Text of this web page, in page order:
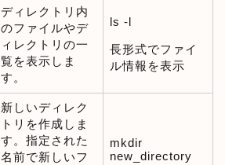
ディレクトリ内
のファイルやデ
ィレクトリの一
覧を表示しま
す。
ls -l
長形式でファイ
ル情報を表示
新しいディレク
トリを作成しま
す。指定された
名前で新しいフ
mkdir
new_directory